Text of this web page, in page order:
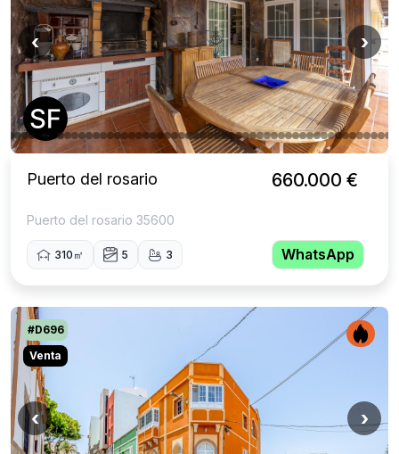
‹ ›
Puerto del rosario
Puerto del rosario 35600
310㎡ 5 3
660.000 €
WhatsApp
‹ ›
#D696
Venta